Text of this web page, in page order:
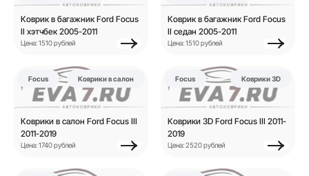
Коврик в багажник Ford Focus
II хэтчбек 2005-2011
Цена: 1510 рублей
Коврик в багажник Ford Focus
II седан 2005-2011
Цена: 1510 рублей
Focus Коврики в салон
Коврики в салон Ford Focus III
2011-2019
Цена: 1740 рублей
Focus Коврики 3D
Коврики 3D Ford Focus III 2011-
2019
Цена: 2520 рублей